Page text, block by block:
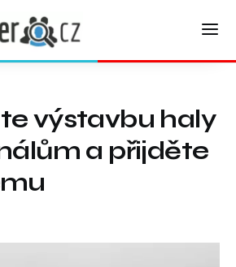
výstavbu haly
a přijděte